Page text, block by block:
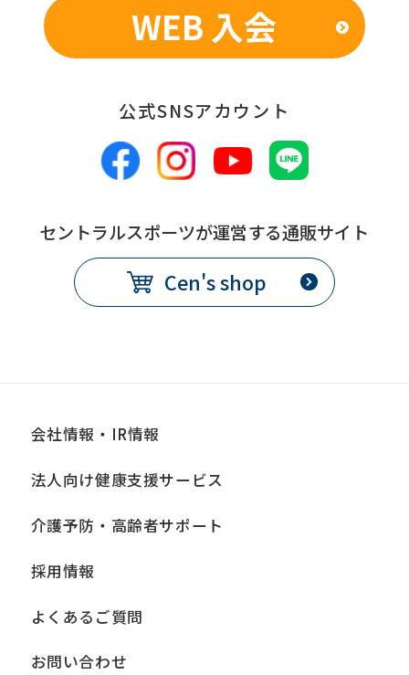
WEB 入会
公式SNSアカウント
セントラルスポーツが運営する通販サイト
Cen's shop
会社情報・IR情報
法人向け健康支援サービス
介護予防・高齢者サポート
採用情報
よくあるご質問
お問い合わせ